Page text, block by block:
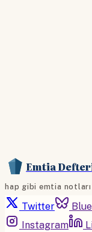
Emtia
hap gibi emtia notları
Twitter
Instagram